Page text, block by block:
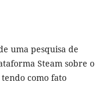
uma pesquisa de
Steam sobre o
como fato